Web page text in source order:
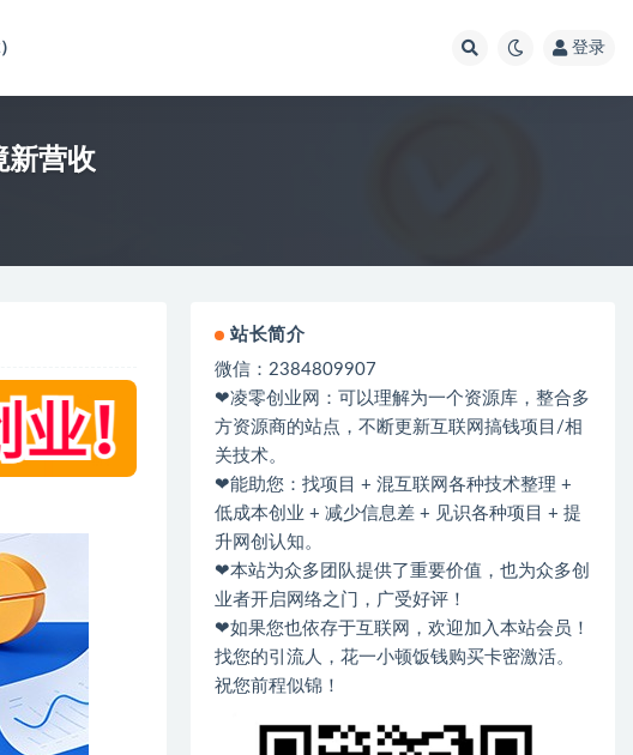
登录
新营收
站长简介
微信：2384809907
❤凌零创业网：可以理解为一个资源库，整合多
方资源商的站点，不断更新互联网搞钱项目/相
关技术。
❤能助您：找项目 + 混互联网各种技术整理 +
低成本创业 + 减少信息差 + 见识各种项目 + 提
升网创认知。
❤本站为众多团队提供了重要价值，也为众多创
业者开启网络之门，广受好评！
❤如果您也依存于互联网，欢迎加入本站会员！
找您的引流人，花一小顿饭钱购买卡密激活。
祝您前程似锦！